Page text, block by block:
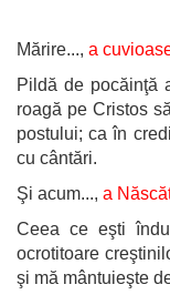
Mărire..., a
Pildă de pocăinţă
roagă pe Cristos
postului; ca în
cu cântări.
Şi acum..., a
Ceea ce eşti
ocrotitoare
şi mă mântuieşte